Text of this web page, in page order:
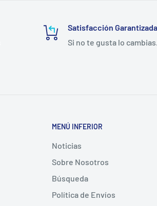
Satisfacción Garantizada
Si no te gusta lo cambias.
MENÚ INFERIOR
Noticias
Sobre Nosotros
Búsqueda
Política de Envíos